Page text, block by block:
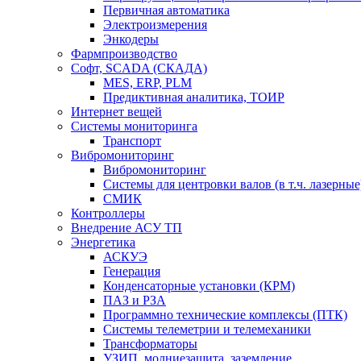
Первичная автоматика
Электроизмерения
Энкодеры
Фармпроизводство
Софт, SCADA (СКАДА)
MES, ERP, PLM
Предиктивная аналитика, ТОИР
Интернет вещей
Системы мониторинга
Транспорт
Вибромониторинг
Вибромониторинг
Системы для центровки валов (в т.ч.
СМИК
Контроллеры
Внедрение АСУ ТП
Энергетика
АСКУЭ
Генерация
Конденсаторные установки (КРМ)
ПАЗ и РЗА
Программно технические комплексы (ПТК)
Системы телеметрии и телемеханики
Трансформаторы